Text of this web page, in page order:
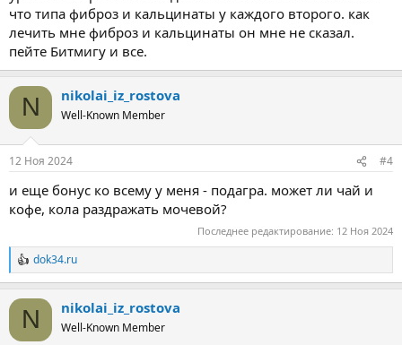
что типа фиброз и кальцинаты у каждого второго. как
лечить мне фиброз и кальцинаты он мне не сказал.
пейте Битмигу и все.
N nikolai_iz_rostova
Well-Known Member
12 Ноя 2024 #4
и еще бонус ко всему у меня - подагра. может ли чай и
кофе, кола раздражать мочевой?
Последнее редактирование: 12 Ноя 2024
Р
е
и
dok34.ru
N nikolai_iz_rostova
Well-Known Member